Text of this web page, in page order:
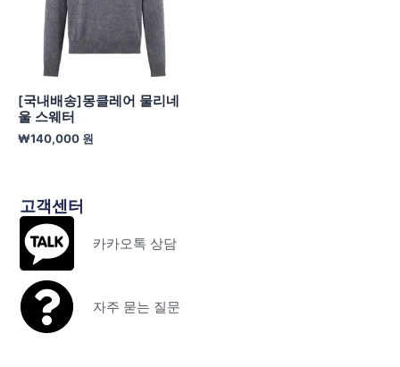
[국내배송]몽클레어 물리네
울 스웨터
₩140,000 원
고객센터
카카오톡 상담
자주 묻는 질문